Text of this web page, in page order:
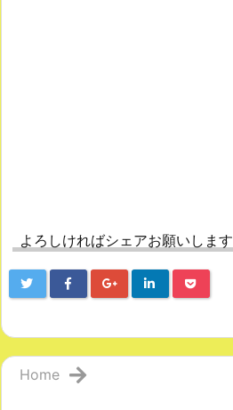
よろしければシェアお願いします
Home